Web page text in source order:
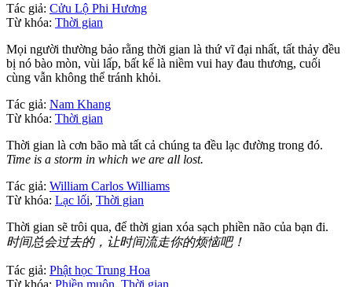
Tác giả: Cửu Lộ Phi Hương
Từ khóa: Thời gian
Mọi người thường bảo rằng thời gian là thứ vĩ đại nhất, tất thảy đều
bị nó bào mòn, vùi lấp, bất kể là niềm vui hay đau thương, cuối
cùng vẫn không thể tránh khỏi.
Tác giả: Nam Khang
Từ khóa: Thời gian
Thời gian là cơn bão mà tất cả chúng ta đều lạc đường trong đó.
Time is a storm in which we are all lost.
Tác giả: William Carlos Williams
Từ khóa: Lạc lối, Thời gian
Thời gian sẽ trôi qua, để thời gian xóa sạch phiền não của bạn đi.
时间总会过去的，让时间流走你的烦恼吧！
Tác giả: Phật học Trung Hoa
Từ khóa: Phiền muộn, Thời gian